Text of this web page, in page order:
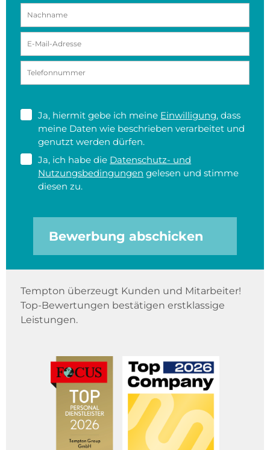
Ja, hiermit gebe ich meine Einwilligung, dass
meine Daten wie beschrieben verarbeitet und
genutzt werden dürfen.
Ja, ich habe die Datenschutz- und
Nutzungsbedingungen gelesen und stimme
diesen zu.
Bewerbung abschicken
Tempton überzeugt Kunden und Mitarbeiter!
Top-Bewertungen bestätigen erstklassige
Leistungen.